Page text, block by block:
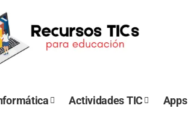
Actividades TIC Apps